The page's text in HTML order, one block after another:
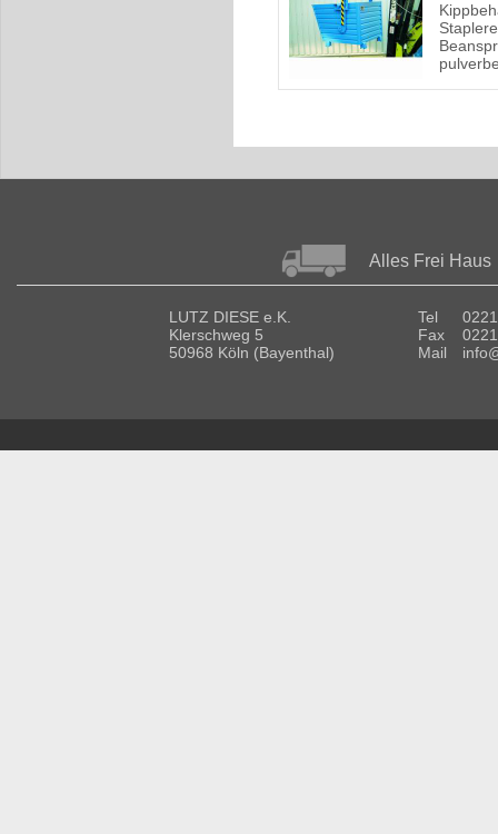
Alles Frei Haus
LUTZ DIESE e.K.
Klerschweg 5
50968 Köln (Bayenthal)
Tel
Fax
Mail